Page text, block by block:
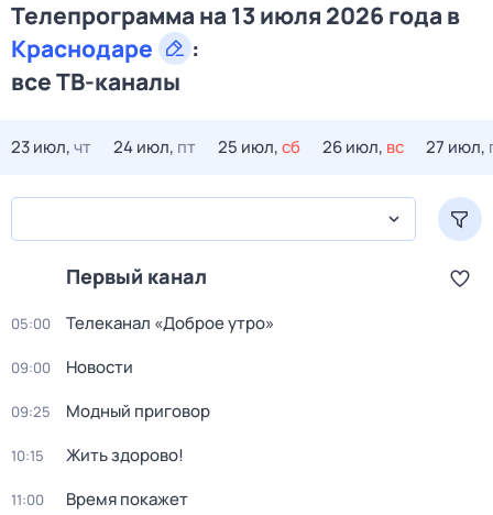
Телепрограмма на 13 июля 2026 года в
Краснодаре
:
все ТВ-каналы
23 июл,чт 24 июл, пт 25 июл,сб 26 июл, вс 27 июл,
Первый канал
05:00 Телеканал «Доброе утро»
09:00 Новости
09:25 Модный приговор
10:15 Жить здорово!
11:00 Время покажет